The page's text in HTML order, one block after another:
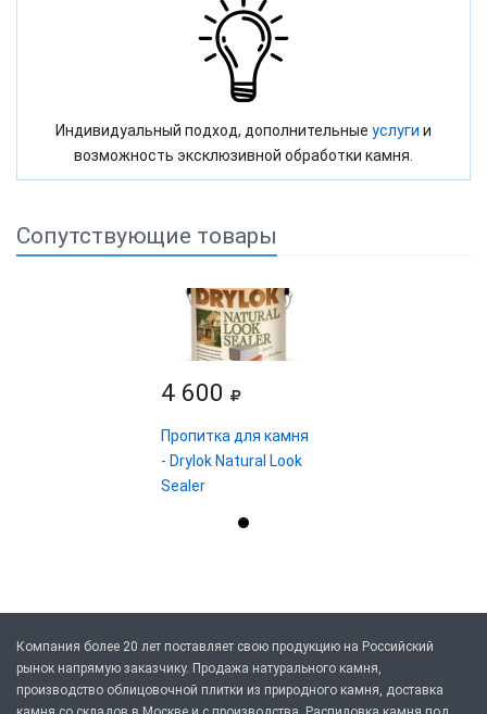
Индивидуальный подход, дополнительные услуги и
возможность эксклюзивной обработки камня.
Сопутствующие товары
4 600
Пропитка для камня
- Drylok Natural Look
Sealer
Компания более 20 лет поставляет свою продукцию на Российский
рынок напрямую заказчику. Продажа натурального камня,
производство облицовочной плитки из природного камня, доставка